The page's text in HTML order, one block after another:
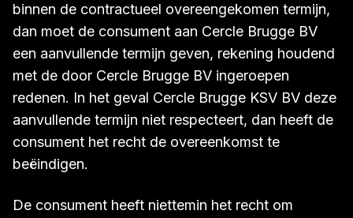
binnen de contractueel overeengekomen termijn,
dan moet de consument aan Cercle Brugge BV
een aanvullende termijn geven, rekening houdend
met de door Cercle Brugge BV ingeroepen
redenen. In het geval Cercle Brugge KSV BV deze
aanvullende termijn niet respecteert, dan heeft de
consument het recht de overeenkomst te
beëindigen.
De consument heeft niettemin het recht om